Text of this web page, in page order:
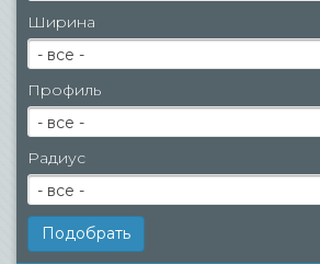
Ширина
- все -
Профиль
- все -
Радиус
- все -